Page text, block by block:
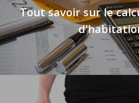
Tout savoir sur le